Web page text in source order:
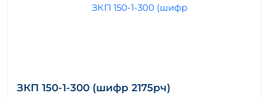
ЗКП 150-1-300 (шифр 2175рч)